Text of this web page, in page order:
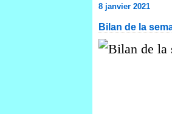
8 janvier 2021
Bilan de la